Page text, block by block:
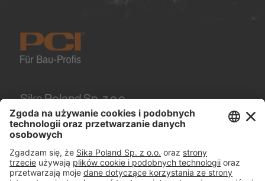
Sika Poland Sp. z o.o.
Karczunkowska 89
02-871Warszawa
Tel. +48 606 102 281